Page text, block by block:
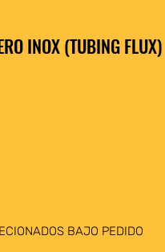
INOX (TUBING FLUX)
BAJO PEDIDO